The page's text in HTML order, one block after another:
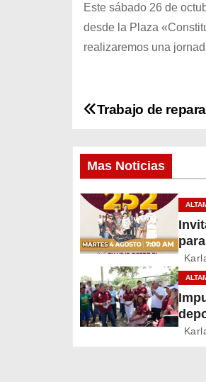
Este sábado 26 de
desde la Plaza
realizaremos una
N
v
e
g
c
i
Trabajo de
Mas Noticias
A.